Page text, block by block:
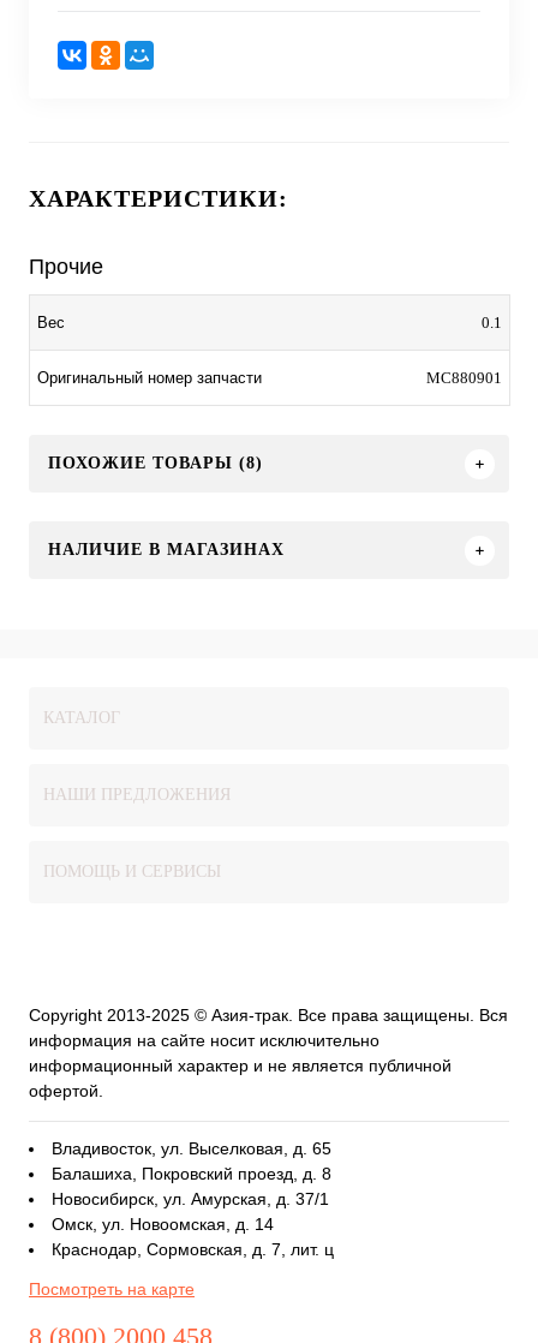
ХАРАКТЕРИСТИКИ:
Прочие
Вес 0.1
Оригинальный номер запчасти MC880901
ПОХОЖИЕ ТОВАРЫ (8)
НАЛИЧИЕ В МАГАЗИНАХ
КАТАЛОГ
НАШИ ПРЕДЛОЖЕНИЯ
ПОМОЩЬ И СЕРВИСЫ
Copyright 2013-2025 © Азия-трак. Все права защищены. Вся
информация на сайте носит исключительно
информационный характер и не является публичной
офертой.
Владивосток, ул. Выселковая, д. 65
Балашиха, Покровский проезд, д. 8
Новосибирск, ул. Амурская, д. 37/1
Омск, ул. Новоомская, д. 14
Краснодар, Сормовская, д. 7, лит. ц
Посмотреть на карте
8 (800) 2000 458